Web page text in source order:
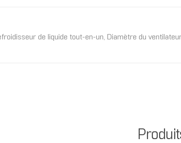
de liquide tout-en-un, Diamètre du